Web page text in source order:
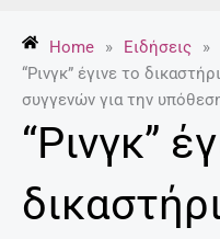
Home » Ειδήσεις
»
“Ρινγκ” έγινε το
συγγενών για την
“Ρινγκ”